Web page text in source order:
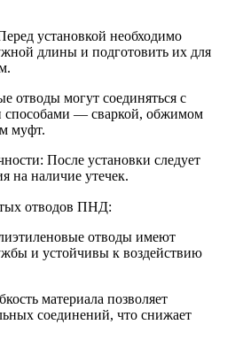
установкой необходимо
длины и подготовить их для
отводы могут соединяться с
способами — сваркой, обжимом
муфт.
После установки следует
на наличие утечек.
отводов ПНД:
отводы имеют
и устойчивы к воздействию
материала позволяет
соединений, что снижает